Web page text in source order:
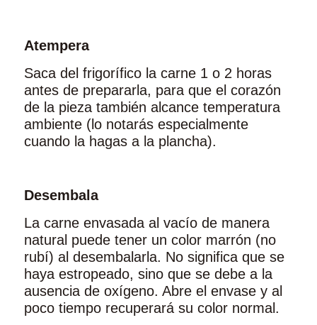
Atempera
Saca del frigorífico la carne 1 o 2 horas
antes de prepararla, para que el corazón
de la pieza también alcance temperatura
ambiente (lo notarás especialmente
cuando la hagas a la plancha).
Desembala
La carne envasada al vacío de manera
natural puede tener un color marrón (no
rubí) al desembalarla. No significa que se
haya estropeado, sino que se debe a la
ausencia de oxígeno. Abre el envase y al
poco tiempo recuperará su color normal.